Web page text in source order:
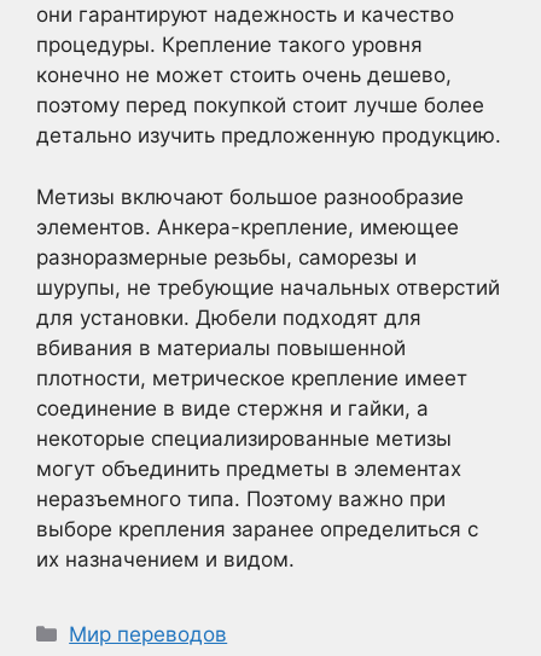
они гарантируют надежность и качество
процедуры. Крепление такого уровня
конечно не может стоить очень дешево,
поэтому перед покупкой стоит лучше более
детально изучить предложенную продукцию.
Метизы включают большое разнообразие
элементов. Анкера-крепление, имеющее
разноразмерные резьбы, саморезы и
шурупы, не требующие начальных отверстий
для установки. Дюбели подходят для
вбивания в материалы повышенной
плотности, метрическое крепление имеет
соединение в виде стержня и гайки, а
некоторые специализированные метизы
могут объединить предметы в элементах
неразъемного типа. Поэтому важно при
выборе крепления заранее определиться с
их назначением и видом.
Рубрики
Мир переводов